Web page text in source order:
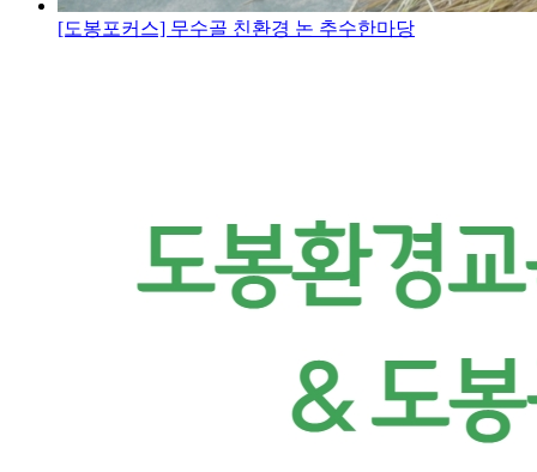
[도봉포커스] 무수골 친환경 논 추수한마당